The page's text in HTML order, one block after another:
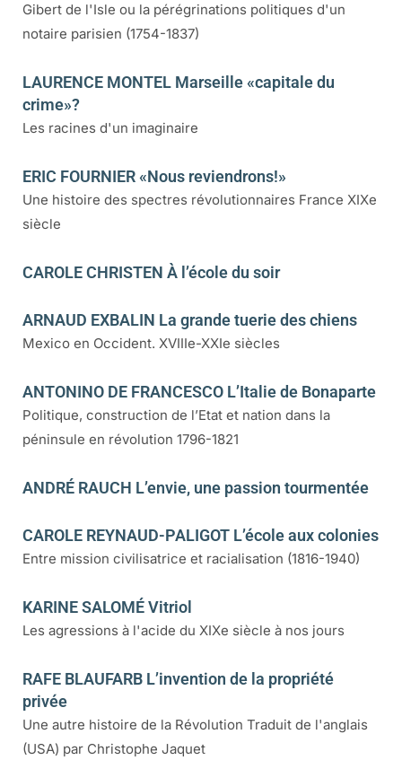
Gibert de l'Isle ou la pérégrinations politiques d'un
notaire parisien (1754-1837)
LAURENCE MONTEL Marseille «capitale du
crime»?
Les racines d'un imaginaire
ERIC FOURNIER «Nous reviendrons!»
Une histoire des spectres révolutionnaires France XIXe
siècle
CAROLE CHRISTEN À l’école du soir
ARNAUD EXBALIN La grande tuerie des chiens
Mexico en Occident. XVIIIe-XXIe siècles
ANTONINO DE FRANCESCO L’Italie de Bonaparte
Politique, construction de l’Etat et nation dans la
péninsule en révolution 1796-1821
ANDRÉ RAUCH L’envie, une passion tourmentée
CAROLE REYNAUD-PALIGOT L’école aux colonies
Entre mission civilisatrice et racialisation (1816-1940)
KARINE SALOMÉ Vitriol
Les agressions à l'acide du XIXe siècle à nos jours
RAFE BLAUFARB L’invention de la propriété
privée
Une autre histoire de la Révolution Traduit de l'anglais
(USA) par Christophe Jaquet